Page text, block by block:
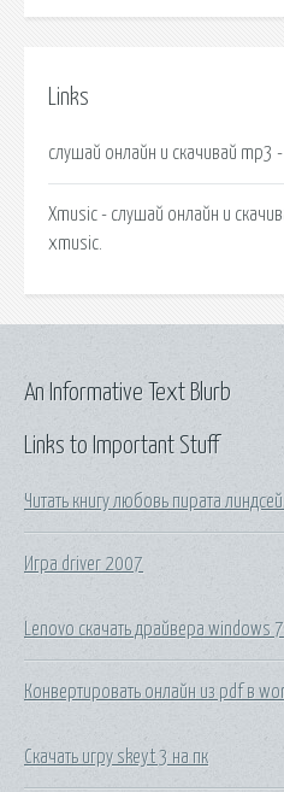
Links
слушай онлайн и скачивай mp3 -
Xmusic - слушай онлайн и
xmusic.
Links to Important Stuff
Читать книгу любовь пирата
Игра driver 2007
Lenovo скачать драйвера windows 7
Конвертировать онлайн из pdf в
Скачать игру skeyt 3 на пк
An Informative Text Blurb